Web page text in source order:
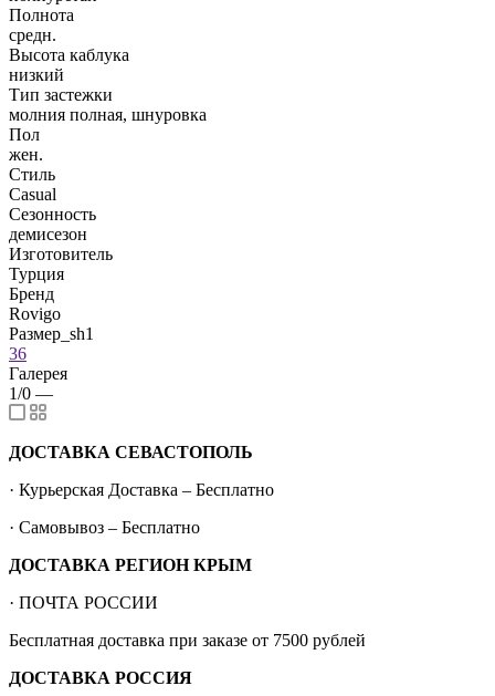
Полнота
средн.
Высота каблука
низкий
Тип застежки
молния полная, шнуровка
Пол
жен.
Стиль
Casual
Сезонность
демисезон
Изготовитель
Турция
Бренд
Rovigo
Размер_sh1
36
Галерея
1/0 —
ДОСТАВКА СЕВАСТОПОЛЬ
· Курьерская Доставка – Бесплатно
· Самовывоз – Бесплатно
ДОСТАВКА РЕГИОН КРЫМ
· ПОЧТА РОССИИ
Бесплатная доставка при заказе от 7500 рублей
ДОСТАВКА РОССИЯ